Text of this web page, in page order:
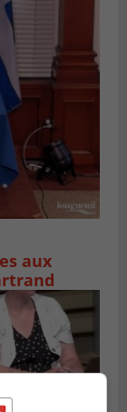
aux